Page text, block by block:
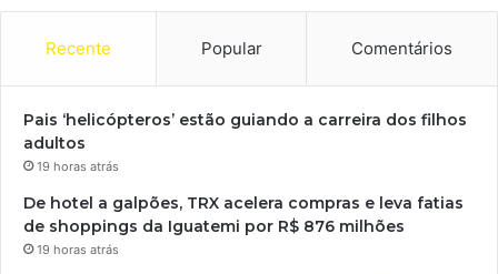
Recente Popular Comentários
Pais ‘helicópteros’ estão guiando a carreira dos filhos
adultos
19 horas atrás
De hotel a galpões, TRX acelera compras e leva fatias
de shoppings da Iguatemi por R$ 876 milhões
19 horas atrás